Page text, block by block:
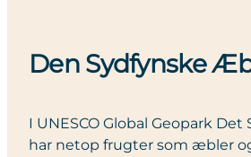
Den Sydfynske
I UNESCO Global Geopark
har netop frugter som æbler